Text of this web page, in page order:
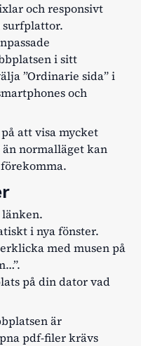
och responsivt
surfplattor.
i sitt
”Ordinarie sida” i
och
att visa mycket
normalläget kan
i nya fönster.
med musen på
på din dator vad
är
pdf-filer krävs